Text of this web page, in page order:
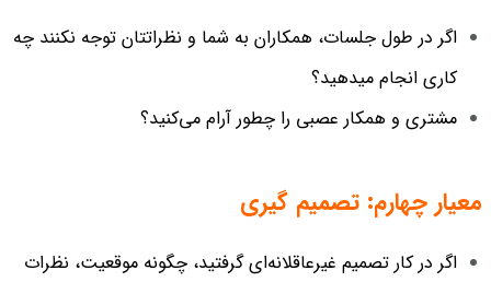
اگر در طول جلسات، همکاران به شما و نظراتتان توجه نکنند چه
کاری انجام میدهید؟
مشتری و همکار عصبی را چطور آرام می‌کنید؟
معیار چهارم: تصمیم گیری
اگر در کار تصمیم غیرعاقلانه‌ای گرفتید، چگونه موقعیت، نظرات